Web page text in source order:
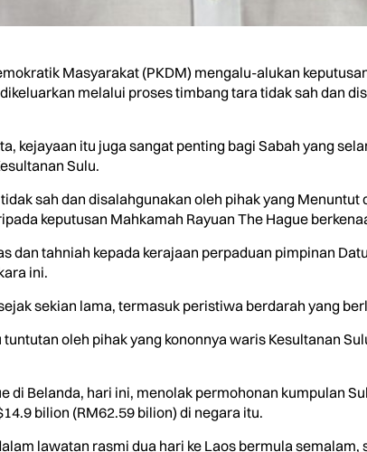
Masyarakat (PKDM) mengalu-alukan
melalui proses timbang tara tidak sah dan
kejayaan itu juga sangat penting bagi Sabah yang
Sulu.
sah dan disalahgunakan oleh pihak yang
keputusan Mahkamah Rayuan The Hague
dan tahniah kepada kerajaan perpaduan pimpinan
ini.
sekian lama, termasuk peristiwa berdarah yang
oleh pihak yang kononnya waris Kesultanan
di Belanda, hari ini, menolak permohonan kumpulan
bilion (RM62.59 bilion) di negara itu.
lawatan rasmi dua hari ke Laos bermula